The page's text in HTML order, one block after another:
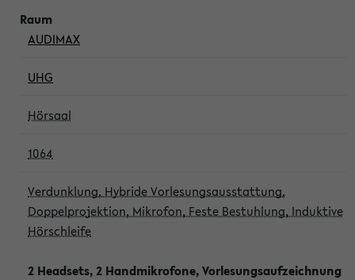
AUDIMAX
UHG
Hörsaal
1064
Verdunklung, Hybride Vorlesungsausstattung,
Doppelprojektion, Mikrofon, Feste Bestuhlung, Induktive
Hörschleife
2 Headsets, 2 Handmikrofone, Vorlesungsaufzeichnung